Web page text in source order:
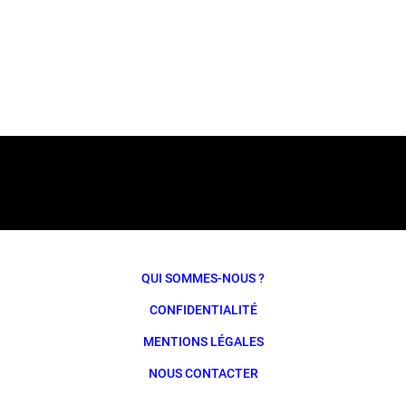
QUI SOMMES-NOUS ?
CONFIDENTIALITÉ
MENTIONS LÉGALES
NOUS CONTACTER